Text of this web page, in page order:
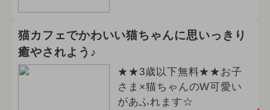
猫カフェでかわいい猫ちゃんに思いっきり
癒やされよう♪
★★3歳以下無料★★お子
さま×猫ちゃんのW可愛い
があふれます☆